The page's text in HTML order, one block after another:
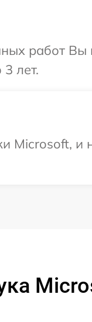
работ Вы
лет.
Microsoft, и